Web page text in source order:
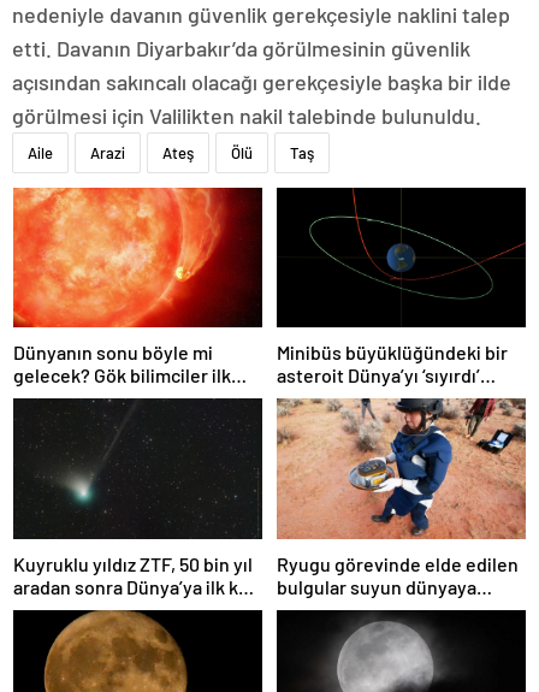
nedeniyle davanın güvenlik gerekçesiyle naklini talep
etti. Davanın Diyarbakır’da görülmesinin güvenlik
açısından sakıncalı olacağı gerekçesiyle başka bir ilde
görülmesi için Valilikten nakil talebinde bulunuldu.
Aile Arazi Ateş Ölü Taş
Dünyanın sonu böyle mi
gelecek? Gök bilimciler ilk
kez sönen yıldızın gezegeni
yutmasına tanık oldu
Minibüs büyüklüğündeki bir
asteroit Dünya’yı ‘sıyırdı’
geçti
Kuyruklu yıldız ZTF, 50 bin yıl
aradan sonra Dünya’ya ilk kez
çok yaklaşacak
Ryugu görevinde elde edilen
bulgular suyun dünyaya
asteroitlerce getirilmiş
olabileceğini gösteriyor